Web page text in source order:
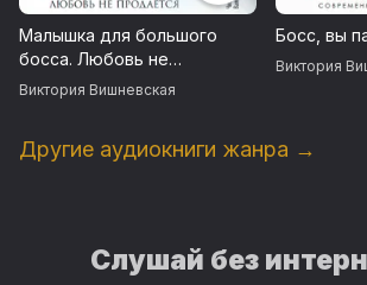
Малышка для большого
босса. Любовь не
продаётся
Виктория Вишневская
Босс, вы
Виктория
Другие аудиокниги жанра →
Слушай без